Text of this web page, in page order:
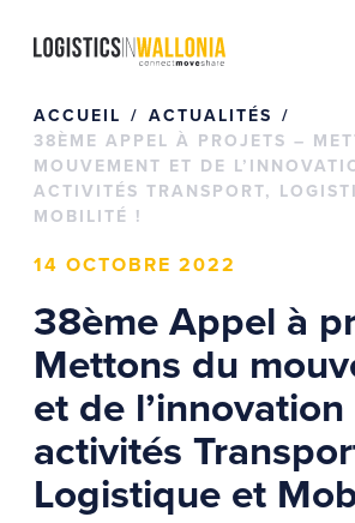
ACCUEIL
ACTUALITÉS
38ÈME APPEL À PROJETS –
MOUVEMENT ET DE
ACTIVITÉS TRANSPORT,
MOBILITÉ !
14 OCTOBRE 2022
38ème Appel à
Mettons du
et de
activités
Logistique et